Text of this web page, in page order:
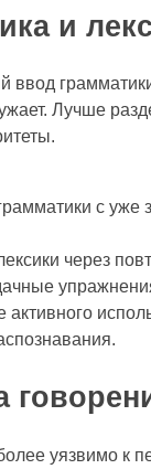
и
ввод
Лучше
с уже
через
уязвимо к